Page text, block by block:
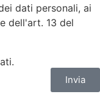
dati personali, ai
dell'art. 13 del
Invia